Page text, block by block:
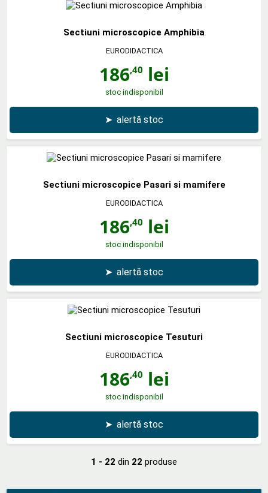
Sectiuni microscopice Amphibia
EURODIDACTICA
186,40 lei
stoc indisponibil
➤ alertă stoc
Sectiuni microscopice Pasari si mamifere
EURODIDACTICA
186,40 lei
stoc indisponibil
➤ alertă stoc
Sectiuni microscopice Tesuturi
EURODIDACTICA
186,40 lei
stoc indisponibil
➤ alertă stoc
1 - 22 din 22 produse